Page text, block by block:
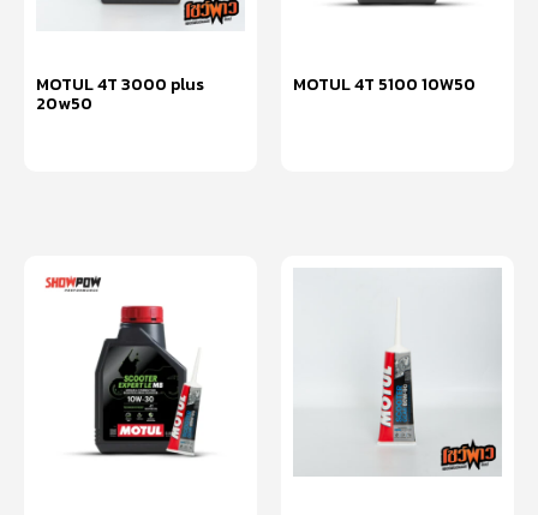
MOTUL 4T 3000 plus
20w50
MOTUL 4T 5100 10W50